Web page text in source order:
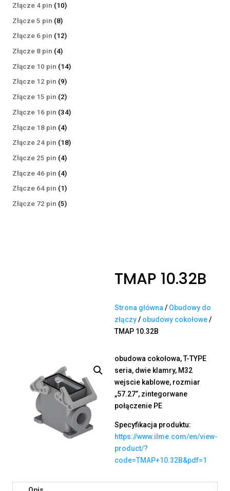
Złącze 4 pin 1010
Złącze 5 pin 88
produktów
Złącze 6 pin 1212
Złącze 8 pin 44
produkty
Złącze 10 pin 1414
Złącze 12 pin 99
produktów
Złącze 15 pin 22
produkty
Złącze 16 pin 3434
Złącze 18 pin 44
produkty
Złącze 24 pin 1818
Złącze 25 pin 44
produkty
Złącze 46 pin 44
produkty
Złącze 64 pin 11
produkt
Złącze 72 pin 55
TMAP 10.32B
Strona główna / Obudowy do
złączy/ obudowy cokołowe/
TMAP 10.32B
obudowa cokołowa, T-TYPE
seria, dwie klamry, M32
wejscie kablowe, rozmiar
„57.27”, zintegorwane
połączenie PE
Specyfikacja produktu:
https://www.ilme.com/en/view-
product/?
code=TMAP+10.32B&pdf=1